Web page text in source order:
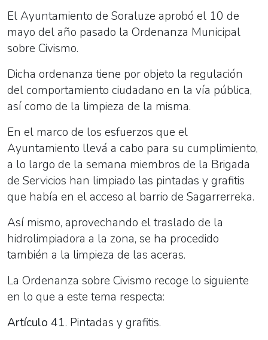
El Ayuntamiento de Soraluze aprobó el 10 de
mayo del año pasado la Ordenanza Municipal
sobre Civismo.
Dicha ordenanza tiene por objeto la regulación
del comportamiento ciudadano en la vía pública,
así como de la limpieza de la misma.
En el marco de los esfuerzos que el
Ayuntamiento llevá a cabo para su cumplimiento,
a lo largo de la semana miembros de la Brigada
de Servicios han limpiado las pintadas y grafitis
que había en el acceso al barrio de Sagarrerreka.
Así mismo, aprovechando el traslado de la
hidrolimpiadora a la zona, se ha procedido
también a la limpieza de las aceras.
La Ordenanza sobre Civismo recoge lo siguiente
en lo que a este tema respecta:
Artículo 41. Pintadas y grafitis.